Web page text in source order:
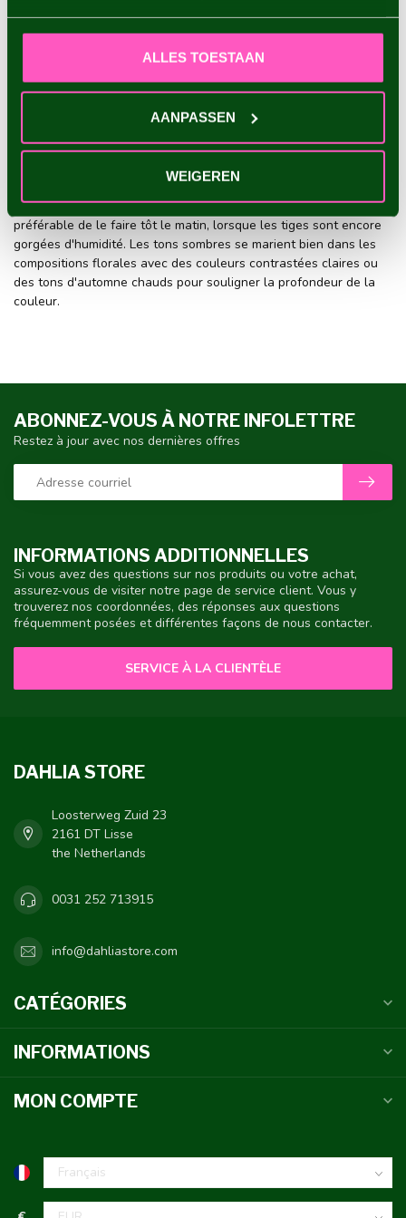
ALLES TOESTAAN
AANPASSEN
WEIGEREN
PÉRIODE DE FLORAISON ET COUPE DU
La floraison commence généralement en juillet et se poursuit
jusqu'aux premières gelées nocturnes. Pour garder la plante en
bonne santé, il est conseillé de retirer régulièrement les fleurs
fanées. Si vous souhaitez couper les dahlias pour un vase, il est
préférable de le faire tôt le matin, lorsque les tiges sont encore
gorgées d'humidité. Les tons sombres se marient bien dans les
compositions florales avec des couleurs contrastées claires ou
des tons d'automne chauds pour souligner la profondeur de la
couleur.
INFORMATIONS ADDITIONNELLES
Si vous avez des questions sur nos produits ou votre achat,
assurez-vous de visiter notre page de service client. Vous y
trouverez nos coordonnées, des réponses aux questions
fréquemment posées et différentes façons de nous contacter.
SERVICE À LA CLIENTÈLE
ABONNEZ-VOUS À NOTRE INFOLETTRE
Restez à jour avec nos dernières offres
DAHLIA STORE
Loosterweg Zuid 23
2161 DT Lisse
the Netherlands
0031 252 713915
info@dahliastore.com
CATÉGORIES
INFORMATIONS
MON COMPTE